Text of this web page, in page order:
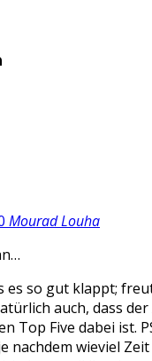
Mourad Louha
es so gut klappt;
auch, dass
Top Five dabei ist.
nachdem wieviel